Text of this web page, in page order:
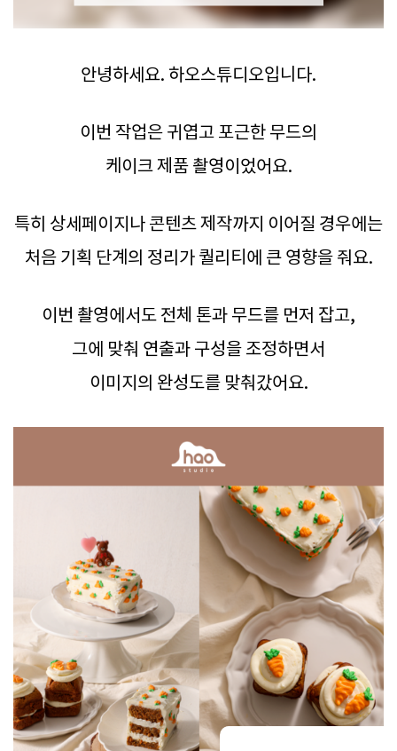
안녕하세요. 하오스튜디오입니다.
이번 작업은 귀엽고 포근한 무드의
케이크 제품 촬영이었어요.
특히 상세페이지나 콘텐츠 제작까지 이어질 경우에는
처음 기획 단계의 정리가 퀄리티에 큰 영향을 줘요.
이번 촬영에서도 전체 톤과 무드를 먼저 잡고,
그에 맞춰 연출과 구성을 조정하면서
이미지의 완성도를 맞춰갔어요.